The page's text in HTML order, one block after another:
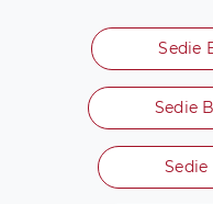
Sedie
Sedie